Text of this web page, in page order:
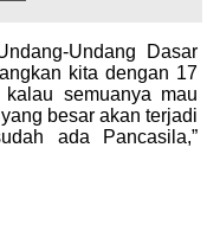
Undang Dasar
kita dengan 17
semuanya mau
besar akan terjadi
ada Pancasila,”